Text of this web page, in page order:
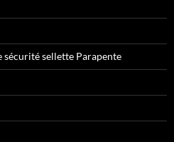
sécurité sellette Parapente